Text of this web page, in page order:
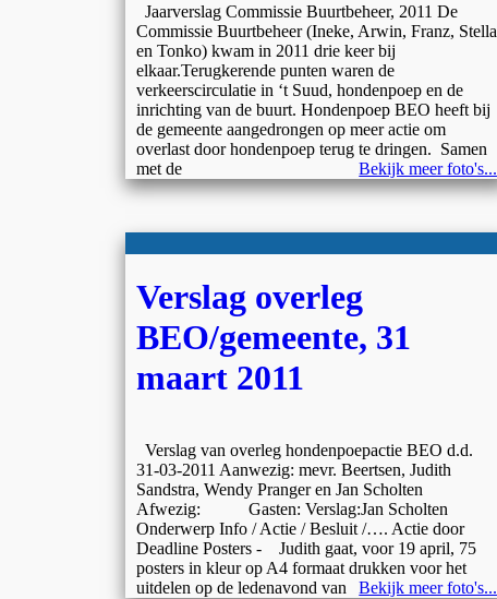
Jaarverslag Commissie Buurtbeheer, 2011 De
Commissie Buurtbeheer (Ineke, Arwin, Franz, Stella
en Tonko) kwam in 2011 drie keer bij
elkaar.Terugkerende punten waren de
verkeerscirculatie in ‘t Suud, hondenpoep en de
inrichting van de buurt. Hondenpoep BEO heeft bij
de gemeente aangedrongen op meer actie om
overlast door hondenpoep terug te dringen. Samen
met de
Bekijk meer foto's...
Verslag overleg
BEO/gemeente, 31
maart 2011
Verslag van overleg hondenpoepactie BEO d.d.
31-03-2011 Aanwezig: mevr. Beertsen, Judith
Sandstra, Wendy Pranger en Jan Scholten
Afwezig: Gasten: Verslag:Jan Scholten
Onderwerp Info / Actie / Besluit /…. Actie door
Deadline Posters - Judith gaat, voor 19 april, 75
posters in kleur op A4 formaat drukken voor het
uitdelen op de ledenavond van
Bekijk meer foto's...